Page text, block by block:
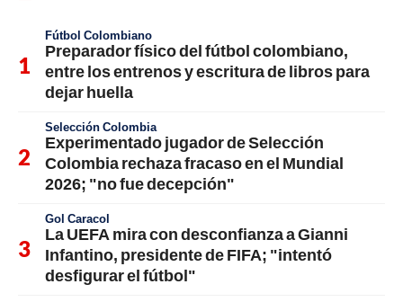
Fútbol Colombiano
Preparador físico del fútbol colombiano,
entre los entrenos y escritura de libros para
dejar huella
Selección Colombia
Experimentado jugador de Selección
Colombia rechaza fracaso en el Mundial
2026; "no fue decepción"
Gol Caracol
La UEFA mira con desconfianza a Gianni
Infantino, presidente de FIFA; "intentó
desfigurar el fútbol"